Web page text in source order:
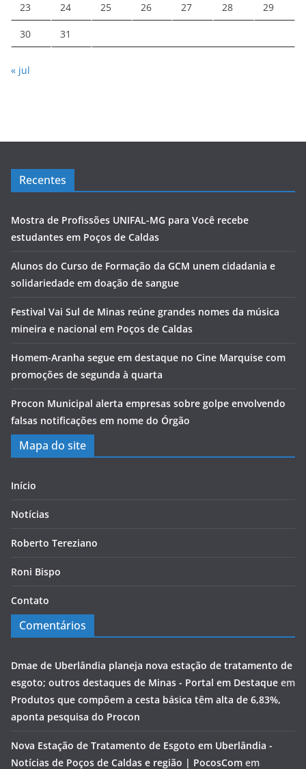
23 24 25 26 27 28 29
30 31
« jul
Recentes
Mostra de Profissões UNIFAL-MG para Você recebe
estudantes em Poços de Caldas
Alunos do Curso de Formação da GCM unem cidadania e
solidariedade em doação de sangue
Festival Vai Sul de Minas reúne grandes nomes da música
mineira e nacional em Poços de Caldas
Homem-Aranha segue em destaque no Cine Marquise com
promoções de segunda à quarta
Procon Municipal alerta empresas sobre golpe envolvendo
falsas notificações em nome do Órgão
Mapa do site
Início
Notícias
Roberto Tereziano
Roni Bispo
Contato
Comentários
Dmae de Uberlândia planeja nova estação de tratamento de
esgoto; outros destaques de Minas - Portal em Destaque em
Produtos que compõem a cesta básica têm alta de 6,83%,
aponta pesquisa do Procon
Nova Estação de Tratamento de Esgoto em Uberlândia -
Notícias de Poços de Caldas e região | PocosCom em